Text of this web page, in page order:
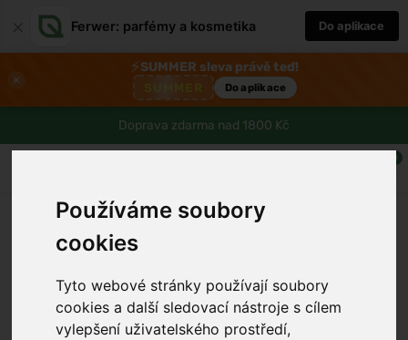
Používáme soubory
cookies
Tyto webové stránky používají soubory
cookies a další sledovací nástroje s cílem
vylepšení uživatelského prostředí,
Ferwer: parfémy a kosmetika Do aplikace
×
⚡SUMMER sleva právě teď!
Do aplikace
Doprava zdarma nad 1800 Kč
0